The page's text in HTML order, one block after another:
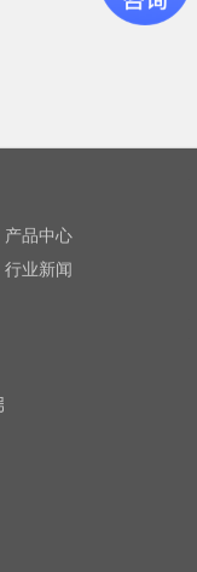
产品中心
行业新闻